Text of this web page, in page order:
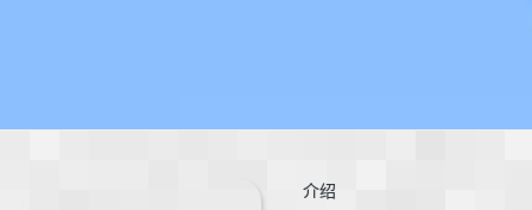
介绍